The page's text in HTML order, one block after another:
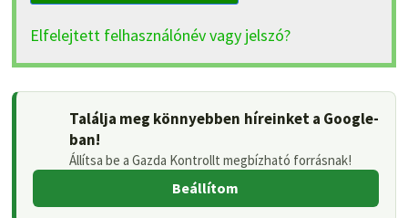
Elfelejtett felhasználónév vagy jelszó?
Találja meg könnyebben híreinket a Google-
ban!
Állítsa be a Gazda Kontrollt megbízható forrásnak!
Beállítom